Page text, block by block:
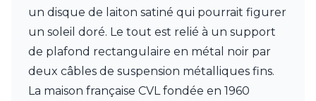
Jacques Garcia
JP Ryckaert
Karboxx
Leds C4
Leucos
un disque de laiton satiné qui pourrait figurer
un soleil doré. Le tout est relié à un support
de plafond rectangulaire en métal noir par
deux câbles de suspension métalliques fins.
La maison française CVL fondée en 1960